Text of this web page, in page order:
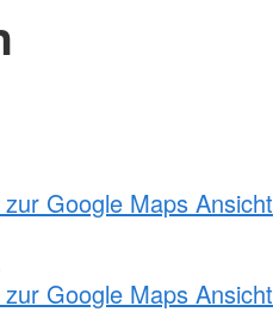
zur Google Maps Ansicht
zur Google Maps Ansicht